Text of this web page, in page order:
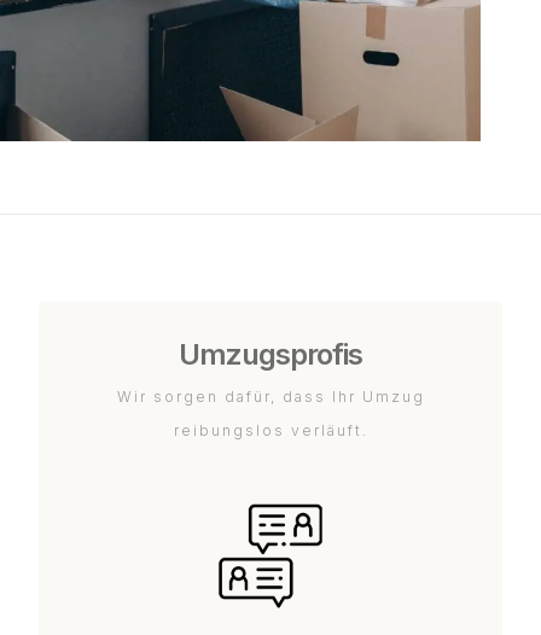
Umzugsprofis
Wir sorgen dafür, dass Ihr Umzug
reibungslos verläuft.